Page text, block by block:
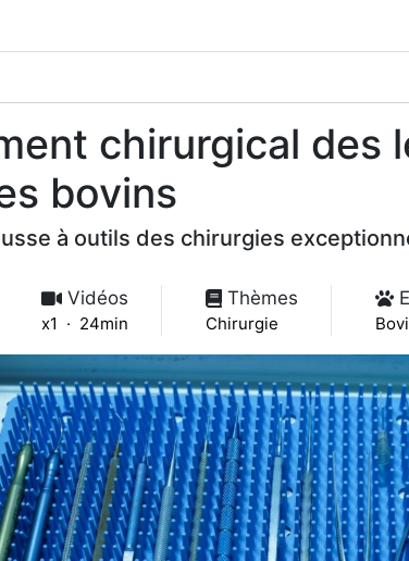
chirurgical des
bovins
à outils des chirurgies
Vidéos
x1 · 24min
Thèmes
Chirurgie